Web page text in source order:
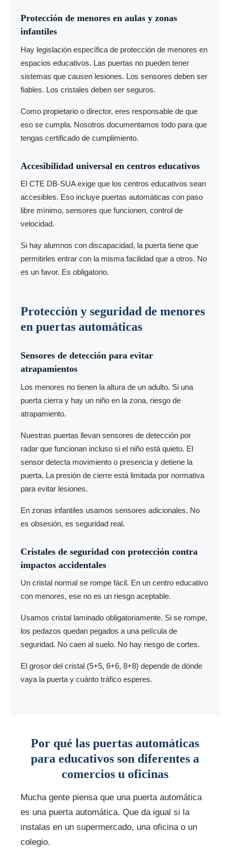
Protección de menores en aulas y zonas
infantiles
Hay legislación específica de protección de menores en
espacios educativos. Las puertas no pueden tener
sistemas que causen lesiones. Los sensores deben ser
fiables. Los cristales deben ser seguros.
Como propietario o director, eres responsable de que
eso se cumpla. Nosotros documentamos todo para que
tengas certificado de cumplimiento.
Accesibilidad universal en centros educativos
El CTE DB-SUA exige que los centros educativos sean
accesibles. Eso incluye puertas automáticas con paso
libre mínimo, sensores que funcionen, control de
velocidad.
Si hay alumnos con discapacidad, la puerta tiene que
permitirles entrar con la misma facilidad que a otros. No
es un favor. Es obligatorio.
Protección y seguridad de menores
en puertas automáticas
Sensores de detección para evitar
atrapamientos
Los menores no tienen la altura de un adulto. Si una
puerta cierra y hay un niño en la zona, riesgo de
atrapamiento.
Nuestras puertas llevan sensores de detección por
radar que funcionan incluso si el niño está quieto. El
sensor detecta movimiento o presencia y detiene la
puerta. La presión de cierre está limitada por normativa
para evitar lesiones.
En zonas infantiles usamos sensores adicionales. No
es obsesión, es seguridad real.
Cristales de seguridad con protección contra
impactos accidentales
Un cristal normal se rompe fácil. En un centro educativo
con menores, ese no es un riesgo aceptable.
Usamos cristal laminado obligatoriamente. Si se rompe,
los pedazos quedan pegados a una película de
seguridad. No caen al suelo. No hay riesgo de cortes.
El grosor del cristal (5+5, 6+6, 8+8) depende de dónde
vaya la puerta y cuánto tráfico esperes.
Por qué las puertas automáticas
para educativos son diferentes a
comercios u oficinas
Mucha gente piensa que una puerta automática
es una puerta automática. Que da igual si la
instalas en un supermercado, una oficina o un
colegio.